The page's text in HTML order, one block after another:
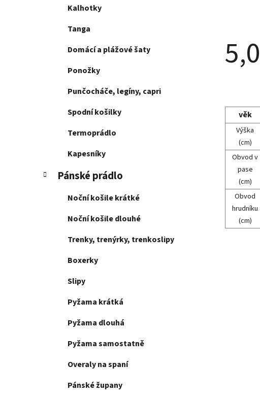
Kalhotky
Tanga
Domácí a plážové šaty
Ponožky
Punčocháče, legíny, capri
Spodní košilky
Termoprádlo
Kapesníky
Pánské prádlo
Noční košile krátké
Noční košile dlouhé
Trenky, trenýrky, trenkoslipy
Boxerky
Slipy
Pyžama krátká
Pyžama dlouhá
Pyžama samostatně
Overaly na spaní
Pánské župany
5,0
věk
Výška
(cm)
Obvod v
pase
(cm)
Obvod
hrudníku
(cm)